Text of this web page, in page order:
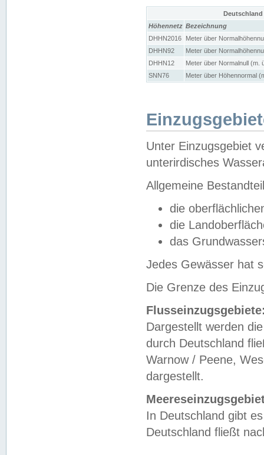
Höhennetz Bezeichnung
DHHN2016
Meter über
DHHN92
Meter über
DHHN12
Meter über Normalnull (m.
SNN76
Meter über Höhennormal
Unter Einzugsgebiet
unterirdisches
Allgemeine
die
die
das
Jedes Gewässer hat
Die Grenze des
Dargestellt werden
durch Deutschland
Warnow / Peene,
dargestellt.
In Deutschland gibt
Deutschland fließt